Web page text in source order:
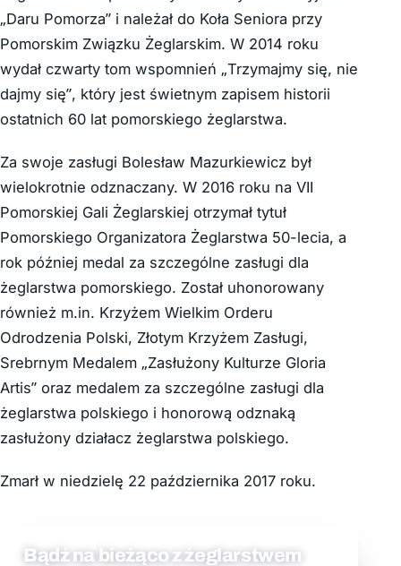
„Daru Pomorza” i należał do Koła Seniora przy
Pomorskim Związku Żeglarskim. W 2014 roku
wydał czwarty tom wspomnień „Trzymajmy się, nie
dajmy się”, który jest świetnym zapisem historii
ostatnich 60 lat pomorskiego żeglarstwa.
Za swoje zasługi Bolesław Mazurkiewicz był
wielokrotnie odznaczany. W 2016 roku na VII
Pomorskiej Gali Żeglarskiej otrzymał tytuł
Pomorskiego Organizatora Żeglarstwa 50-lecia, a
rok później medal za szczególne zasługi dla
żeglarstwa pomorskiego. Został uhonorowany
również m.in. Krzyżem Wielkim Orderu
Odrodzenia Polski, Złotym Krzyżem Zasługi,
Srebrnym Medalem „Zasłużony Kulturze Gloria
Artis” oraz medalem za szczególne zasługi dla
żeglarstwa polskiego i honorową odznaką
zasłużony działacz żeglarstwa polskiego.
Zmarł w niedzielę 22 października 2017 roku.
Bądź na bieżąco z żeglarstwem